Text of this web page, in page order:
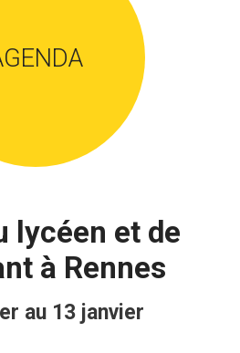
lycéen et de
à Rennes
au 13 janvier